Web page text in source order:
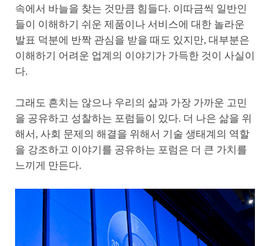
속에서 바늘을 찾는 것만큼 힘들다. 이따금씩 일반인
들이 이해하기 쉬운 제품이나 서비스에 대한 놀라운
발표 덕분에 반짝 관심을 받을 때도 있지만, 대부분은
이해하기 어려운 업계의 이야기가 가득한 것이 사실이
다.
그래도 흔치는 않으나 우리의 삶과 가장 가까운 고민
을 공유하고 성찰하는 포럼들이 있다. 더 나은 삶을 위
해서, 사회 문제의 해결을 위해서 기술 생태계의 역할
을 강조하고 이야기를 공유하는 포럼은 더 큰 가치를
느끼게 만든다.